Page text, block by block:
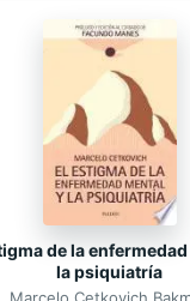
de la
la psiquiatría